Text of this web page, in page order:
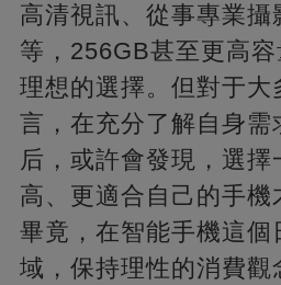
高清視訊、從事專業攝
等，256GB甚至更高
理想的選擇。但對于大
言，在充分了解自身需
后，或許會發現，選擇
高、更適合自己的手機
畢竟，在智能手機這個
域，保持理性的消費觀